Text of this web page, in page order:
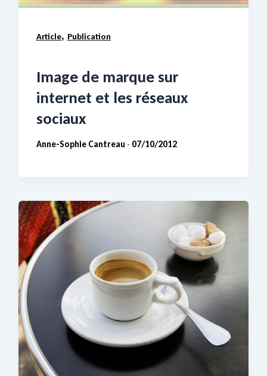
Article, Publication
Image de marque sur
internet et les réseaux
sociaux
Anne-Sophie Cantreau - 07/10/2012